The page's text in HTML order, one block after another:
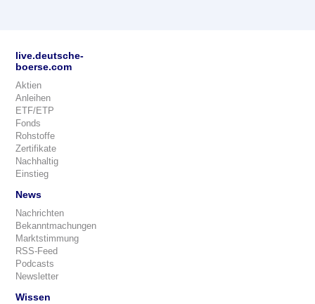
live.deutsche-
boerse.com
Aktien
Anleihen
ETF/ETP
Fonds
Rohstoffe
Zertifikate
Nachhaltig
Einstieg
News
Nachrichten
Bekanntmachungen
Marktstimmung
RSS-Feed
Podcasts
Newsletter
Wissen